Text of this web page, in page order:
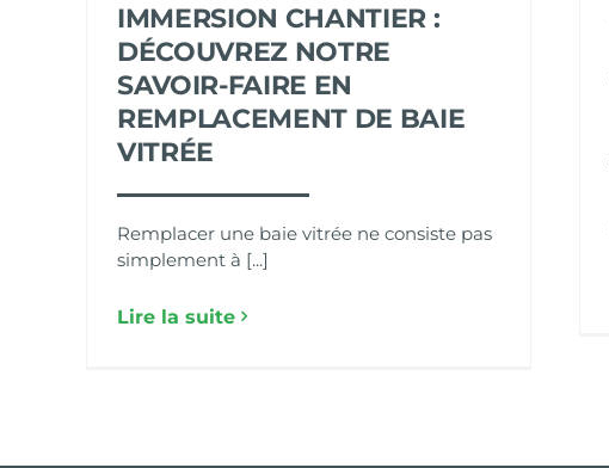
IMMERSION CHANTIER :
DÉCOUVREZ NOTRE
SAVOIR-FAIRE EN
REMPLACEMENT DE BAIE
VITRÉE
Remplacer une baie vitrée ne consiste pas
simplement à [...]
Lire la suite